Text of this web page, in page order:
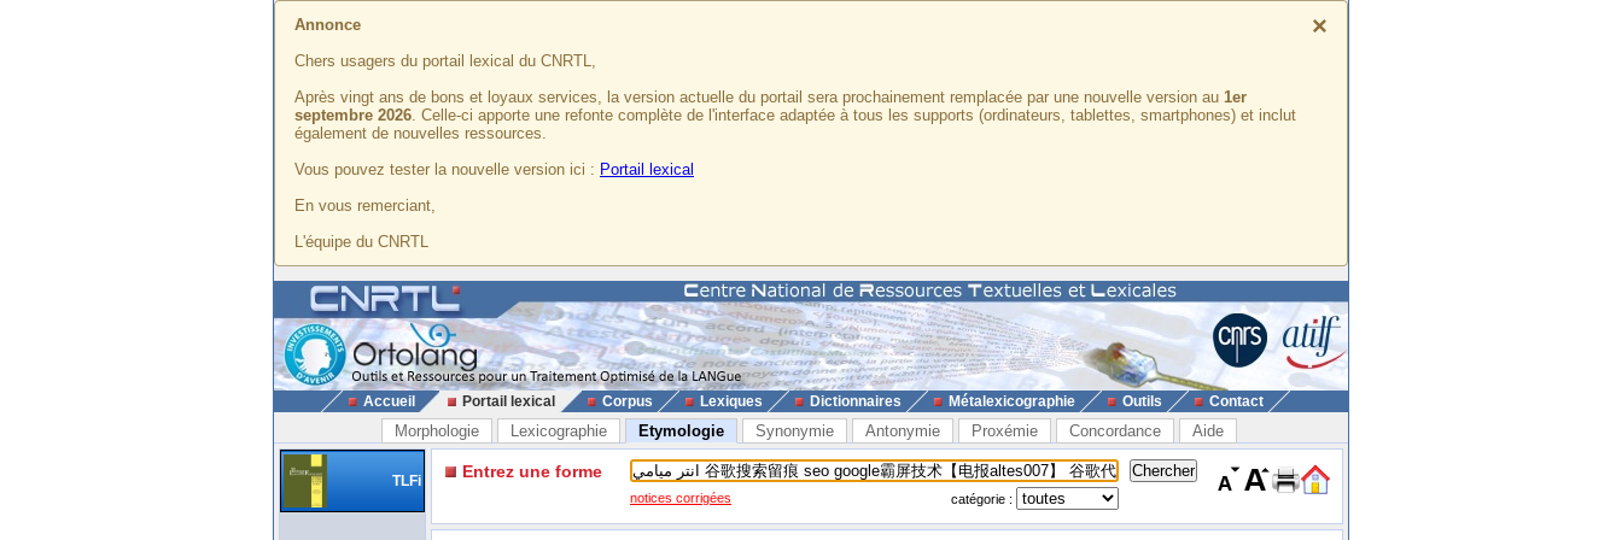
×
Annonce
Chers usagers du portail lexical du CNRTL,
Après vingt ans de bons et loyaux services, la version actuelle du portail sera prochainement remplacée par une nouvelle version au 1er
septembre 2026. Celle-ci apporte une refonte complète de l'interface adaptée à tous les supports (ordinateurs, tablettes, smartphones) et inclut
également de nouvelles ressources.
Vous pouvez tester la nouvelle version ici : Portail lexical
En vous remerciant,
L'équipe du CNRTL
Accueil Portail lexical Corpus Lexiques Dictionnaires Métalexicographie Outils Contact
Morphologie Lexicographie Etymologie Synonymie Antonymie Proxémie Concordance Aide
TLFi Entrez une forme
notices corrigées catégorie :